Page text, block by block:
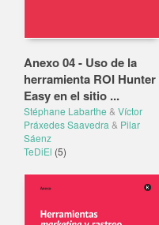
Anexo 04 - Uso de la
herramienta ROI Hunter
Easy en el sitio ...
Stéphane Labarthe & Víctor
Práxedes Saavedra & Pilar
Sáenz
TeDiEl (5)